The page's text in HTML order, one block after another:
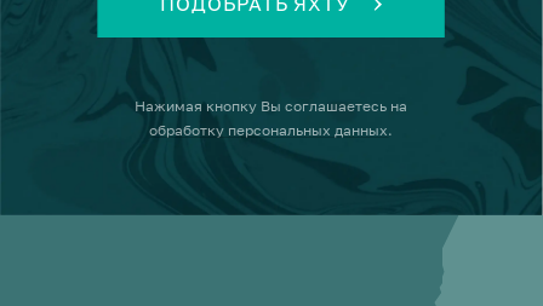
Нажимая кнопку Вы соглашаетесь на
обработку персональных данных.